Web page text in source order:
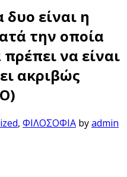
είναι η
την οποία
να είναι
ακριβώς
, ΦΙΛΟΣΟΦΙΑ byadmin